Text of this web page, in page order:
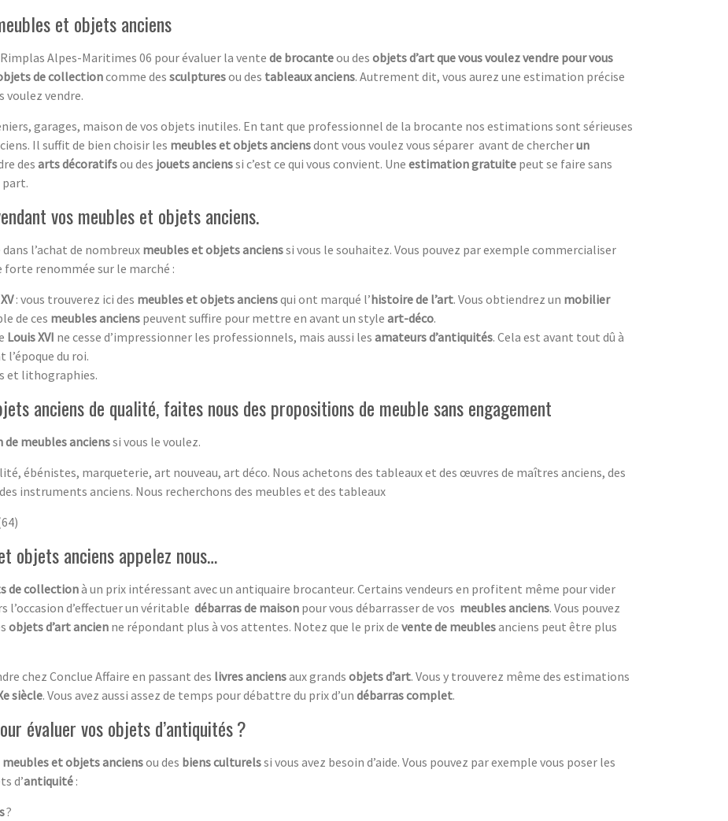
et objets anciens
Alpes-Maritimes 06 pour évaluer la vente de brocanteou des objets d’art que vous voulez vendre pour vous
de collectioncomme des sculpturesou des tableaux anciens. Autrement dit, vous aurez une estimation précise
voulez vendre.
garages, maison de vos objets inutiles. En tant que professionnel de la brocante nos estimations sont sérieuses
Il suffit de bien choisir les meubles et objets anciensdont vous voulez vous séparer avant de chercherun
des arts décoratifsou des jouets ancienssi c’est ce qui vous convient. Une estimation gratuite peut se faire sans
part.
vos meubles et objets anciens.
l’achat de nombreux meubles et objets ancienssi vous le souhaitez. Vous pouvez par exemple commercialiser
renommée sur le marché :
: vous trouverez ici des meubles et objets anciensqui ont marqué l’histoire de l’art. Vous obtiendrez un mobilier
de ces meubles anciens peuvent suffire pour mettre en avant un style art-déco.
Louis XVI ne cesse d’impressionner les professionnels, mais aussi les amateurs d’antiquités. Cela est avant tout dû à
du roi.
et lithographies.
anciens de qualité, faites nous des propositions de meuble sans engagement
meubles ancienssi vous le voulez.
ébénistes, marqueterie, art nouveau, art déco. Nous achetons des tableaux et des œuvres de maîtres anciens, des
instruments anciens. Nous recherchons des meubles et des tableaux
objets anciens appelez nous…
de collectionà un prix intéressant avec un antiquaire brocanteur. Certains vendeurs en profitent même pour vider
l’occasion d’effectuer un véritable débarras de maison pour vous débarrasser de vos meubles anciens. Vous pouvez
objets d’art ancien ne répondant plus à vos attentes. Notez que le prix de vente de meublesanciens peut être plus
chez Conclue Affaire en passant des livres anciensaux grands objets d’art. Vous y trouverez même des estimations
siècle. Vous avez aussi assez de temps pour débattre du prix d’un débarras complet.
évaluer vos objets d’antiquités ?
meubles et objets anciensou des biens culturelssi vous avez besoin d’aide. Vous pouvez par exemple vous poser les
d’antiquité :
?